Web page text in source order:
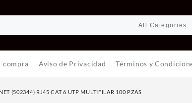
compra Aviso de Privacidad Términos y
(502344) RJ45 CAT 6 UTP MULTIFILAR 100 PZAS